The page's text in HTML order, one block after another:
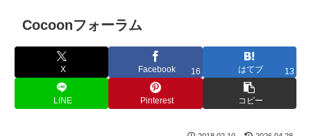
Cocoonフォーラム
X Facebook 16 はてブ 13
LINE Pinterest コピー